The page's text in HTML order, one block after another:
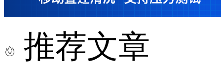
推荐文章